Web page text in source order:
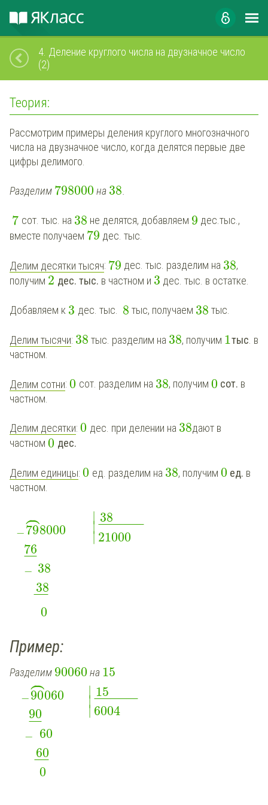
4. Деление круглого числа на двузначное число
(2)
Теория:
Рассмотрим примеры деления круглого многозначного
числа на двузначное число, когда делятся первые две
цифры делимого.
Разделим 798000 на 38
7 сот. тыс. на 38 не делятся, добавляем 9 дес.тыс.,
вместе получаем 79 дес. тыс.
Делим десятки тысяч: 79 дес. тыс. разделим на 38,
получим 2 дес. тыс. в частном и 3 дес. тыс. в остатке.
Добавляем к 3 дес. тыс. 8 тыс, получаем 38 тыс.
Делим тысячи: 38 тыс. разделим на 38, получим 1тыс . в
частном.
Делим сотни: 0 сот. разделим на 38, получим 0 сот. в
частном.
Делим десятки: 0 дес. при делении на 38дают в
частном 0 дес.
Делим единицы: 0 ед. разделим на 38, получим 0 ед. в
частном.
79

 8000
−
76
¯¯
¯¯
38
−
38
¯¯
¯¯
∣
∣
∣
38
¯ ¯
¯¯¯¯¯¯¯¯¯¯
21000
0
Пример:
Разделим 90060 на 15
90

 060
−
90
¯¯
¯¯
∣
∣
∣
15
¯ ¯
¯¯¯¯¯¯¯¯¯
6004
60
−
60
¯¯
¯¯
0